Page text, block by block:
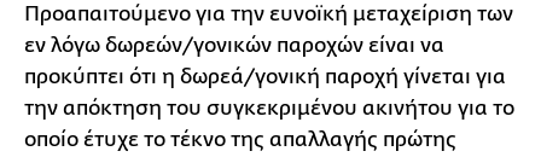
Προαπαιτούμενο για την ευνοϊκή μεταχείριση των
εν λόγω δωρεών/γονικών παροχών είναι να
προκύπτει ότι η δωρεά/γονική παροχή γίνεται για
την απόκτηση του συγκεκριμένου ακινήτου για το
οποίο έτυχε το τέκνο της απαλλαγής πρώτης